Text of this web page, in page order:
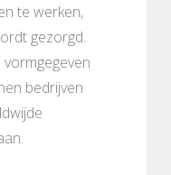
te werken,
gezorgd.
bedrijven